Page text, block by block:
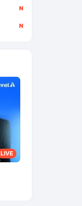
LIVE